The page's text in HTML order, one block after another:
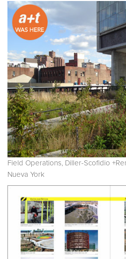
Field Operations, Diller-Scofidio
Nueva York